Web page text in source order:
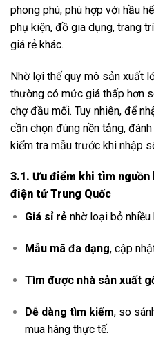
phong phú, phù hợp với hầu
phụ kiện, đồ gia dụng, trang
giá rẻ khác.
Nhờ lợi thế quy mô sản xuất
thường có mức giá thấp hơn
chợ đầu mối. Tuy nhiên, để
cần chọn đúng nền tảng,
kiểm tra mẫu trước khi nhập
3.1. Ưu điểm khi tìm
điện tử Trung Quốc
Giá sỉ rẻnhờ loại bỏ nhiều
Mẫu mã đa dạng, cập
Tìm được nhà sản xuất
Dễ dàng tìm kiếm, so
mua hàng thực tế.